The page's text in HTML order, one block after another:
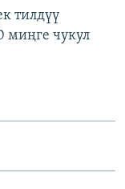
тилдүү
миңге чукул